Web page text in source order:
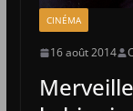
CINÉMA
16 août 2014